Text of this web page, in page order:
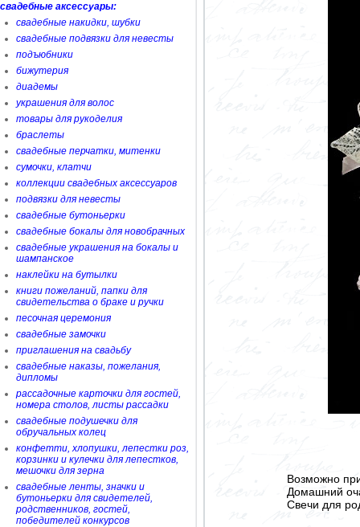
свадебные аксессуары:
свадебные накидки, шубки
свадебные подвязки для невесты
подъюбники
бижутерия
диадемы
украшения для волос
товары для рукоделия
браслеты
свадебные перчатки, митенки
сумочки, клатчи
коллекции свадебных аксессуаров
подвязки для невесты
свадебные бутоньерки
свадебные бокалы для новобрачных
свадебные украшения на бокалы и
шампанское
наклейки на бутылки
книги пожеланий, папки для
свидетельства о браке и ручки
песочная церемония
свадебные замочки
приглашения на свадьбу
свадебные наказы, пожелания,
дипломы
рассадочные карточки для гостей,
номера столов, листы рассадки
свадебные подушечки для
обручальных колец
конфетти, хлопушки, лепестки роз,
корзинки и кулечки для лепестков,
мешочки для зерна
свадебные ленты, значки и
бутоньерки для свидетелей,
родственников, гостей,
победителей конкурсов
Возможно
Домашний
Свечи для